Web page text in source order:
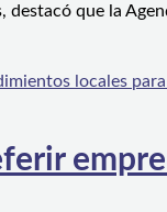
destacó que la